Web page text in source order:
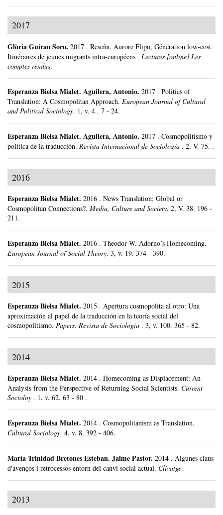
2017
Glòria Guirao Soro. 2017 . Reseña. Aurore Flipo, Génération low-cost.
Itinéraires de jeunes migrants intra-européens . Lectures [online] Les
comptes rendus.
Esperanza Bielsa Mialet. Aguilera, Antonio. 2017 . Politics of
Translation: A Cosmopolitan Approach. European Journal of Cultural
and Political Sociology. 1, v. 4.. 7 - 24.
Esperanza Bielsa Mialet. Aguilera, Antonio. 2017 . Cosmopolitismo y
política de la traducción. Revista Internacional de Sociología . 2, V. 75. .
2016
Esperanza Bielsa Mialet. 2016 . News Translation: Global or
Cosmopolitan Connections?. Media, Culture and Society. 2, V. 38. 196 -
211.
Esperanza Bielsa Mialet. 2016 . Theodor W. Adorno’s Homecoming.
European Journal of Social Theory. 3, v. 19. 374 - 390.
2015
Esperanza Bielsa Mialet. 2015 . Apertura cosmopolita al otro: Una
aproximación al papel de la traducción en la teoría social del
cosmopolitismo. Papers. Revista de Sociología . 3, v. 100. 365 - 82.
2014
Esperanza Bielsa Mialet. 2014 . Homecoming as Displacement: An
Analysis from the Perspective of Returning Social Scientists. Current
Socioloy . 1, v. 62. 63 - 80 .
Esperanza Bielsa Mialet. 2014 . Cosmopolitanism as Translation.
Cultural Sociology. 4, v. 8. 392 - 406.
María Trinidad Bretones Esteban. Jaime Pastor. 2014 . Algunes claus
d'avenços i retrocessos entorn del canvi social actual. Clivatge.
2013